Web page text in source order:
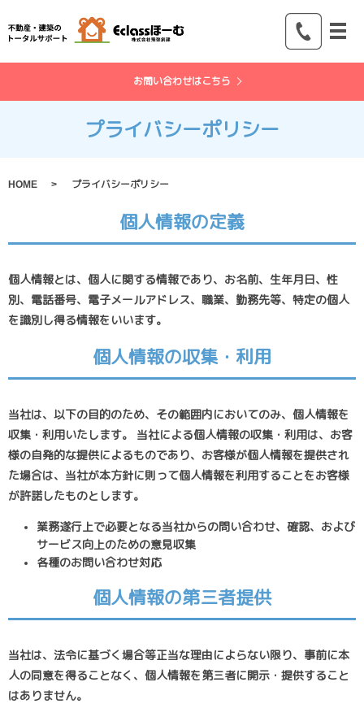
メ
お問い合わせはこちら
プライバシーポリシー
HOME プライバシーポリシー
個人情報の定義
個人情報とは、個人に関する情報であり、お名前、生年月日、性
別、電話番号、電子メールアドレス、職業、勤務先等、特定の個人
を識別し得る情報をいいます。
個人情報の収集・利用
当社は、以下の目的のため、その範囲内においてのみ、個人情報を
収集・利用いたします。 当社による個人情報の収集・利用は、お客
様の自発的な提供によるものであり、お客様が個人情報を提供され
た場合は、当社が本方針に則って個人情報を利用することをお客様
が許諾したものとします。
業務遂行上で必要となる当社からの問い合わせ、確認、および
サービス向上のための意見収集
各種のお問い合わせ対応
個人情報の第三者提供
当社は、法令に基づく場合等正当な理由によらない限り、事前に本
人の同意を得ることなく、個人情報を第三者に開示・提供すること
はありません。